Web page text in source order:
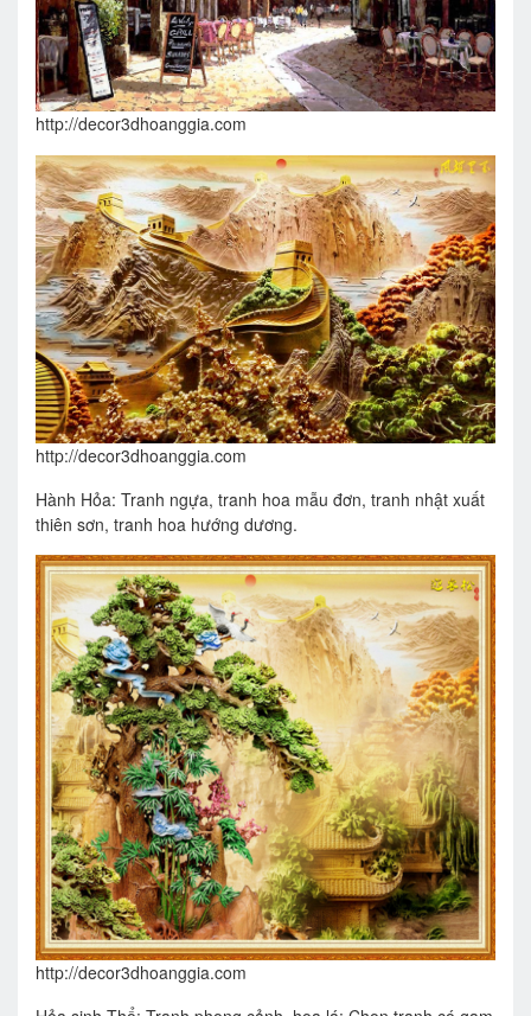
http://decor3dhoanggia.com
http://decor3dhoanggia.com
Hành Hỏa: Tranh ngựa, tranh hoa mẫu đơn, tranh nhật xuất
thiên sơn, tranh hoa hướng dương.
http://decor3dhoanggia.com